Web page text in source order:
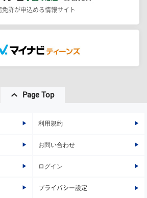
免許が申込める情報サイト
Page Top
利用規約
お問い合わせ
ログイン
プライバシー設定